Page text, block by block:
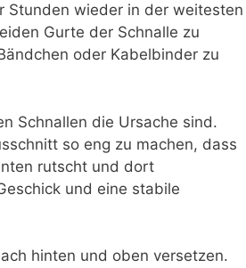
Stunden wieder in der weitesten
Gurte der Schnalle zu
oder Kabelbinder zu
Schnallen die Ursache sind.
so eng zu machen, dass
rutscht und dort
und eine stabile
hinten und oben versetzen.